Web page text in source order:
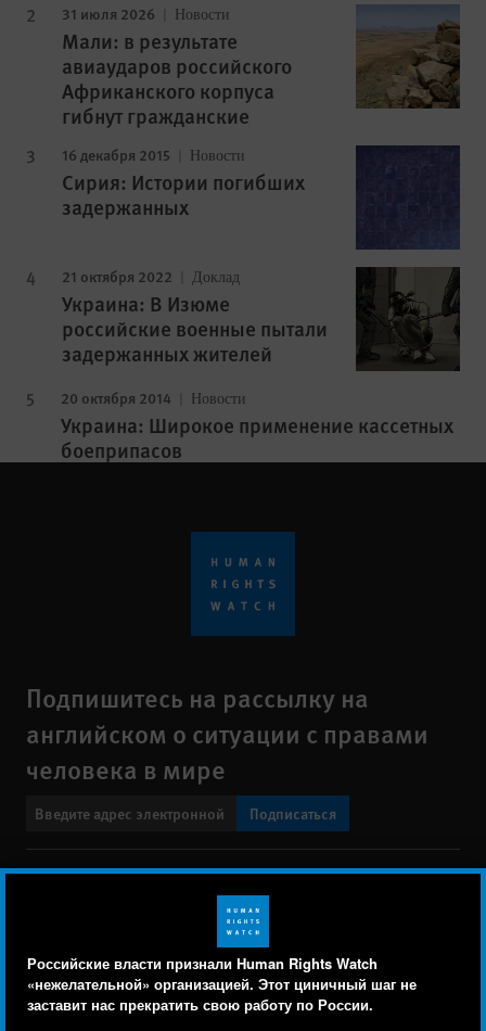
Российские власти признали Human Rights Watch
«нежелательной» организацией. Этот циничный шаг не
заставит нас прекратить свою работу по России.
31 июля 2026 Новости
Мали: в результате
авиаударов российского
Африканского корпуса
гибнут гражданские
16 декабря 2015 Новости
Сирия: Истории погибших
задержанных
21 октября 2022 Доклад
Украина: В Изюме
российские военные пытали
задержанных жителей
20 октября 2014 Новости
Украина: Широкое применение кассетных
боеприпасов
Подпишитесь на рассылку на
английском о ситуации с правами
человека в мире
Подписаться
Свяжитесь с нами
menu
Заявление о политике конфиденциальности
Карта сайта
Text Version